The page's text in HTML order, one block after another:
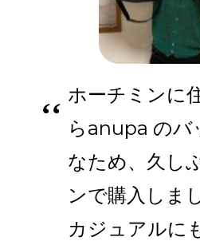
ホーチミンに
らanupa のバ
なため、久し
ンで購入しま
カジュアルに